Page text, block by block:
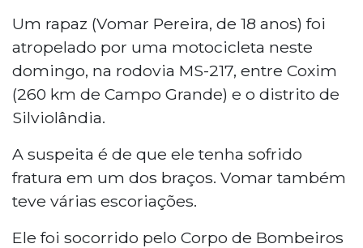
Um rapaz (Vomar Pereira, de 18 anos) foi
atropelado por uma motocicleta neste
domingo, na rodovia MS-217, entre Coxim
(260 km de Campo Grande) e o distrito de
Silviolândia.
A suspeita é de que ele tenha sofrido
fratura em um dos braços. Vomar também
teve várias escoriações.
Ele foi socorrido pelo Corpo de Bombeiros